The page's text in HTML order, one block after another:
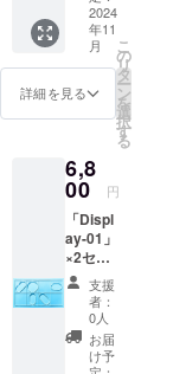
2024
年11
月
詳細を見る
こ
の
リ
タ
ー
ン
を
選
択
す
る
6,8
00 円
「Displ
ay-01」
×2セッ
ト（16
枚）支援
者：
0人
お届
け予